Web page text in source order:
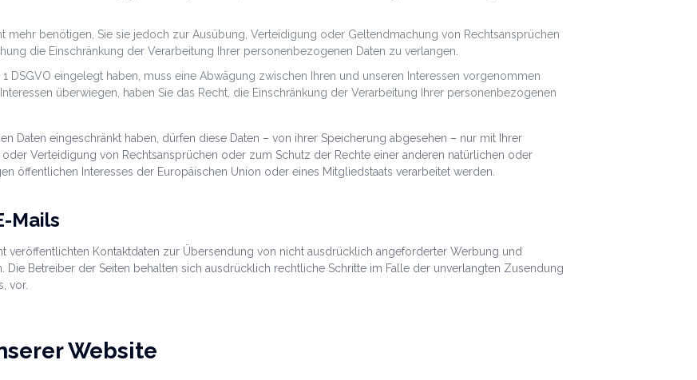
mehr benötigen, Sie sie jedoch zur Ausübung, Verteidigung oder Geltendmachung von Rechtsansprüchen
die Einschränkung der Verarbeitung Ihrer personenbezogenen Daten zu verlangen.
DSGVO eingelegt haben, muss eine Abwägung zwischen Ihren und unseren Interessen vorgenommen
überwiegen, haben Sie das Recht, die Einschränkung der Verarbeitung Ihrer personenbezogenen
Daten eingeschränkt haben, dürfen diese Daten – von ihrer Speicherung abgesehen – nur mit Ihrer
Verteidigung von Rechtsansprüchen oder zum Schutz der Rechte einer anderen natürlichen oder
öffentlichen Interesses der Europäischen Union oder eines Mitgliedstaats verarbeitet werden.
Mails
veröffentlichten Kontaktdaten zur Übersendung von nicht ausdrücklich angeforderter Werbung und
Die Betreiber der Seiten behalten sich ausdrücklich rechtliche Schritte im Falle der unverlangten Zusendung
vor.
Website